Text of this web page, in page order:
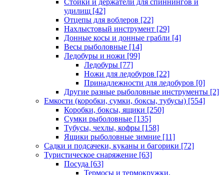
Стойки и держатели для спиннингов и
удилищ [42]
Отцепы для воблеров [22]
Нахлыстовый инструмент [29]
Донные косы и донные грабли [4]
Весы рыболовные [14]
Ледобуры и ножи [99]
Ледобуры [77]
Ножи для ледобуров [22]
Принадлежности для ледобуров [0]
Другие разные рыболовные инструменты [2]
Емкости (коробки, сумки, боксы, тубусы) [554]
Коробки, боксы, ящики [250]
Сумки рыболовные [135]
Тубусы, чехлы, кофры [158]
Ящики рыболовные зимние [11]
Садки и подсачеки, куканы и багорики [72]
Туристическое снаряжение [63]
Посуда [63]
Термосы и термокружки,